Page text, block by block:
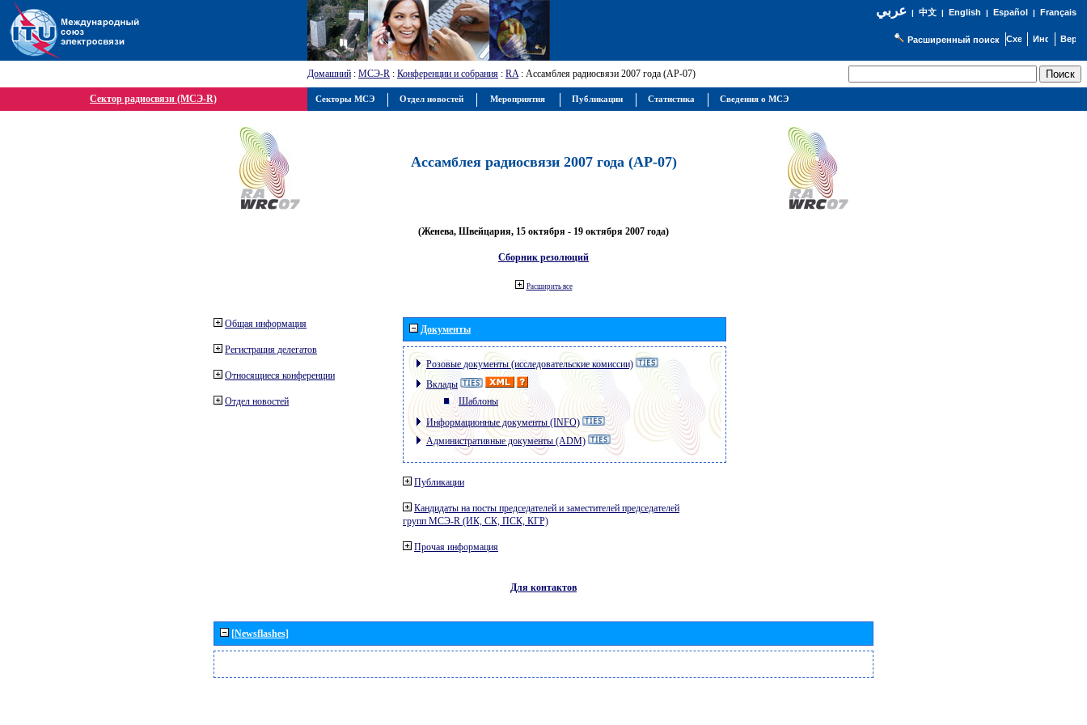
عربي| 中文| English | Español | Français
Расширенный поиск
Домашний : МСЭ-R : Конференции и собрания : RA: Ассамблея радиосвязи 2007 года (АР-07)
Сектор радиосвязи (МСЭ-R)
Ассамблея радиосвязи 2007 года (АР-07)
(Женева, Швейцария, 15 октября - 19 октября 2007 года)
Сборник резолюций
Расширить все
Общая информация
Регистрация делегатов
Относящиеся конференции
Отдел новостей
Документы
Розовые документы (исследовательские комиссии)
Вклады
Шаблоны
Информационные документы (INFO)
Административные документы (ADM)
Публикации
Кандидаты на посты председателей и заместителей председателей
групп МСЭ-R (ИК, СК, ПСК, КГР)
Прочая информация
Для контактов
[Newsflashes]
Секторы МСЭ Отдел новостей Мероприятия Публикации Статистика Сведения о МСЭ